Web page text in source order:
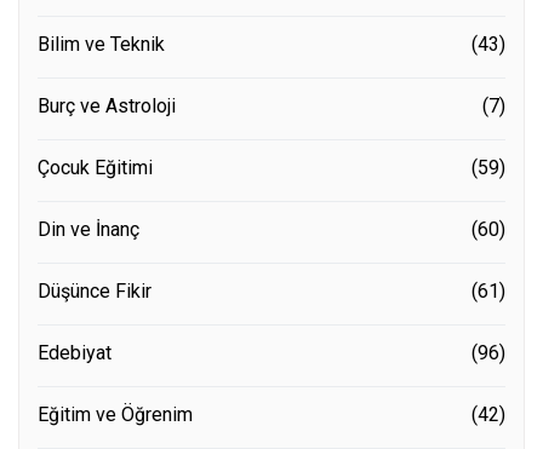
Bilim ve Teknik (43)
Burç ve Astroloji (7)
Çocuk Eğitimi (59)
Din ve İnanç (60)
Düşünce Fikir (61)
Edebiyat (96)
Eğitim ve Öğrenim (42)